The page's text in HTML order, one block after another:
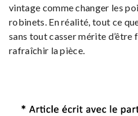
vintage comme changer les
robinets. En réalité, tout ce
sans tout casser mérite d’être
rafraîchir la pièce.